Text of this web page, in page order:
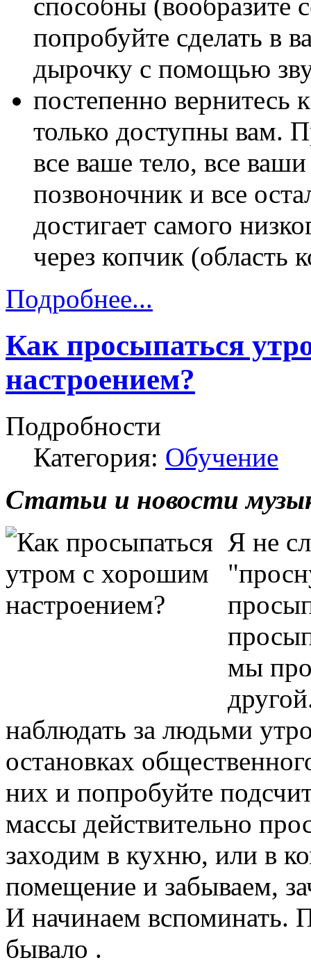
способны (вообразите
попробуйте сделать в
дырочку с помощью
постепенно вернитесь
только доступны вам.
все ваше тело, все
позвоночник и все
достигает самого
через копчик (область
Подробнее...
Как просыпаться
настроением?
Подробности
Категория: Обучение
Статьи и новости
Я не
мы
наблюдать за людьми
остановках
них и попробуйте
массы действительно
заходим в кухню, или в
помещение и забываем,
И начинаем вспоминать.
бывало .